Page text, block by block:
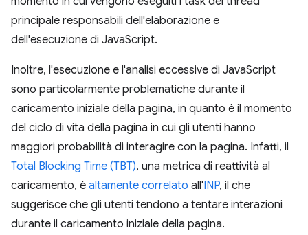
principale responsabili dell'elaborazione e
dell'esecuzione di JavaScript.
Inoltre, l'esecuzione e l'analisi eccessive di JavaScript
sono particolarmente problematiche durante il
caricamento iniziale della pagina, in quanto è il momento
del ciclo di vita della pagina in cui gli utenti hanno
maggiori probabilità di interagire con la pagina. Infatti, il
Total Blocking Time (TBT), una metrica di reattività al
caricamento, è altamente correlato all'INP, il che
suggerisce che gli utenti tendono a tentare interazioni
durante il caricamento iniziale della pagina.